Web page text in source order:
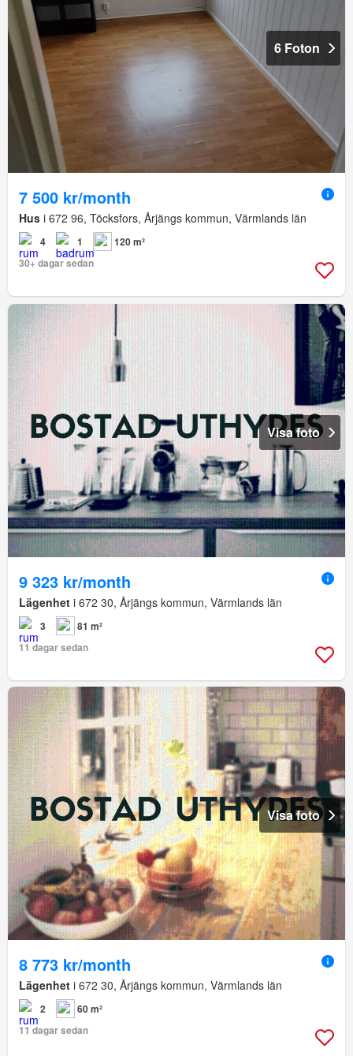
6 Foton
7 500 kr/month
Hus i 672 96, Töcksfors, Årjängs kommun, Värmlands län
4 1
120 m²
30+ dagar sedan
Visa foto
9 323 kr/month
Lägenhet i 672 30, Årjängs kommun, Värmlands län
3
81 m²
11 dagar sedan
Visa foto
8 773 kr/month
Lägenhet i 672 30, Årjängs kommun, Värmlands län
2
60 m²
11 dagar sedan